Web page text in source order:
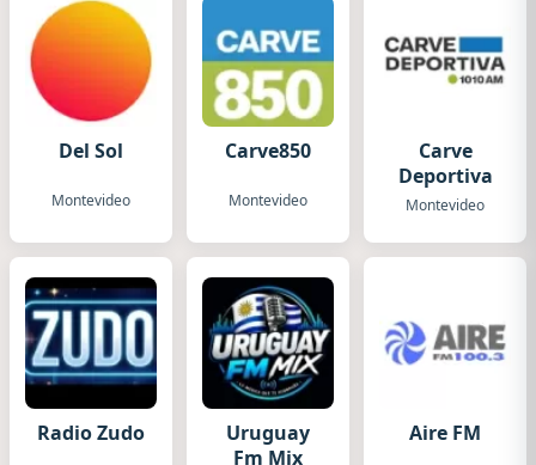
Del Sol
Montevideo
Carve850
Montevideo
Carve
Deportiva
Montevideo
Radio Zudo
Uruguay
Fm Mix
Aire FM